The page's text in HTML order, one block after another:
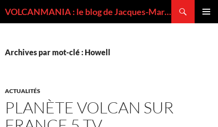
VOLCANMANIA : le blog de Jacques-Marie BARDINTZEFF, volcanologue
Archives par mot-clé : Howell
ACTUALITÉS
PLANÈTE VOLCAN SUR